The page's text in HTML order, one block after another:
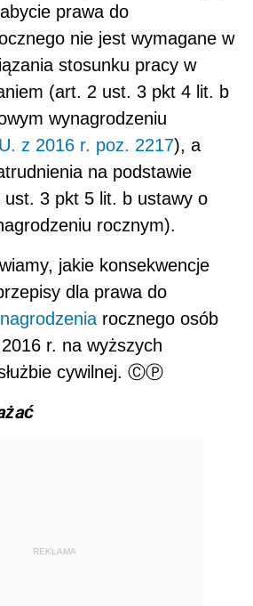
prawa do
nie jest wymagane w
stosunku pracy w
(art. 2 ust. 3 pkt 4 lit. b
wynagrodzeniu
z 2016 r. poz. 2217), a
na podstawie
ust. 3 pkt 5 lit. b ustawy o
rocznym).
jakie konsekwencje
dla prawa do
rocznego osób
r. na wyższych
cywilnej. ⒸⓅ
REKLAMA